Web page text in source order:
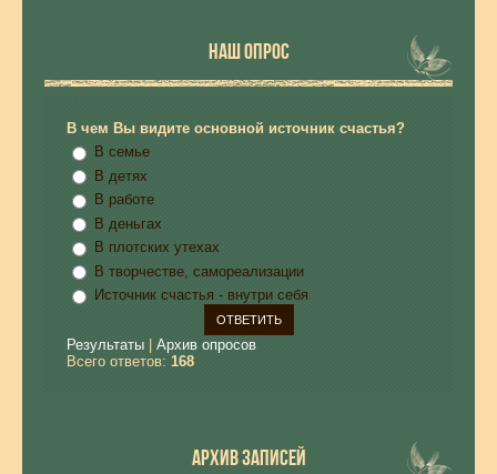
НАШ ОПРОС
В чем Вы видите основной источник счастья?
В семье
В детях
В работе
В деньгах
В плотских утехах
В творчестве, самореализации
Источник счастья - внутри себя
Результаты
Архив опросов
Всего ответов: 168
АРХИВ ЗАПИСЕЙ